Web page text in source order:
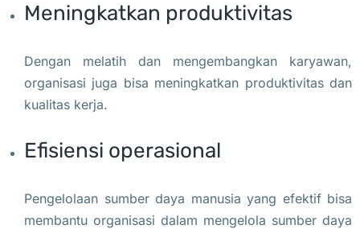
Meningkatkan produktivitas
Dengan melatih dan mengembangkan karyawan,
organisasi juga bisa meningkatkan produktivitas dan
kualitas kerja.
Efisiensi operasional
Pengelolaan sumber daya manusia yang efektif bisa
membantu organisasi dalam mengelola sumber daya